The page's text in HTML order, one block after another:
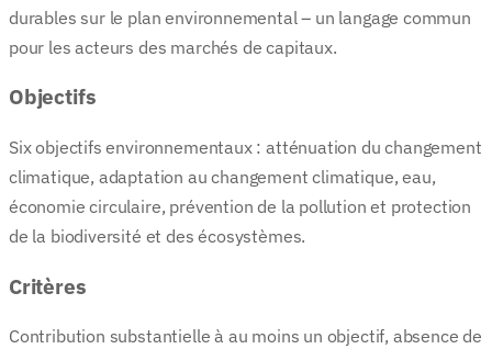
durables sur le plan environnemental – un langage commun
pour les acteurs des marchés de capitaux.
Objectifs
Six objectifs environnementaux : atténuation du changement
climatique, adaptation au changement climatique, eau,
économie circulaire, prévention de la pollution et protection
de la biodiversité et des écosystèmes.
Critères
Contribution substantielle à au moins un objectif, absence de